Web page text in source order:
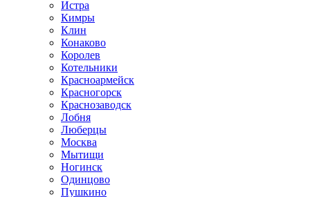
Истра
Кимры
Клин
Конаково
Королев
Котельники
Красноармейск
Красногорск
Краснозаводск
Лобня
Люберцы
Москва
Мытищи
Ногинск
Одинцово
Пушкино